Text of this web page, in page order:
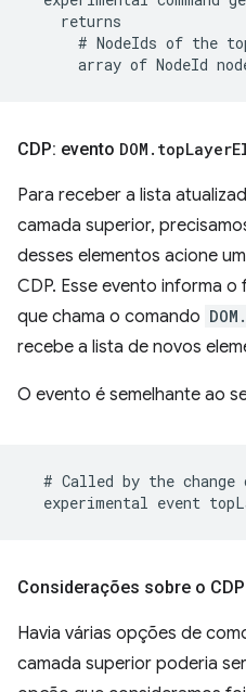
CDP: evento DOM . topLayer
Para receber a lista
camada superior,
desses elementos acione
CDP. Esse evento informa
que chama o comando
recebe a lista de novos
O evento é semelhante ao
Considerações sobre o CDP
Havia várias opções de
camada superior poderia